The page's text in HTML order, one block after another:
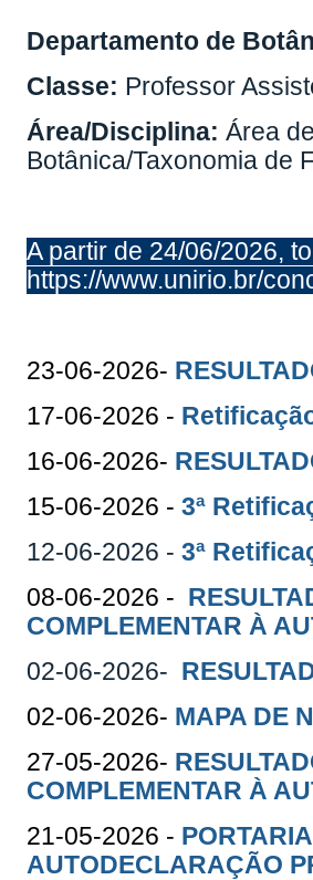
Departamento de
Classe: Professor
Área/Disciplina:Área
Botânica/Taxonomia de
A partir de 24/06/2026,
https://www.unirio.br/
23-06-2026-
17-06-2026 -
16-06-2026-
15-06-2026 -3ª
12-06-2026 -3ª
08-06-2026 -
COMPLEMENTAR À
02-06-2026-
02-06-2026- MAPA DE
27-05-2026-
COMPLEMENTAR À
21-05-2026 -
AUTODECLARAÇÃO